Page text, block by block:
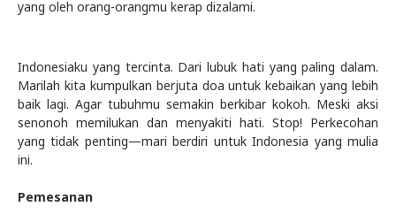
yang oleh orang-orangmu kerap dizalami.
Indonesiaku yang tercinta. Dari lubuk hati yang paling dalam.
Marilah kita kumpulkan berjuta doa untuk kebaikan yang lebih
baik lagi. Agar tubuhmu semakin berkibar kokoh. Meski aksi
senonoh memilukan dan menyakiti hati. Stop! Perkecohan
yang tidak penting—mari berdiri untuk Indonesia yang mulia
ini.
Pemesanan